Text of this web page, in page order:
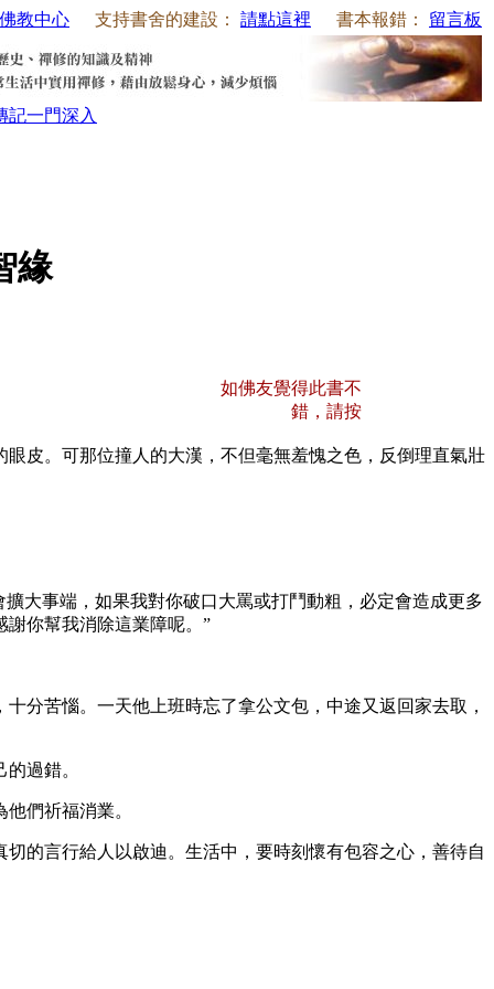
教中心 支持書舍的建設： 請點這裡 書本報錯： 留言板
記一門深入
緣
如佛友覺得此書不
錯，請按
皮。可那位撞人的大漢，不但毫無羞愧之色，反倒理直氣壯
大事端，如果我對你破口大罵或打鬥動粗，必定會造成更多
你幫我消除這業障呢。”
苦惱。一天他上班時忘了拿公文包，中途又返回家去取，
過錯。
們祈福消業。
的言行給人以啟迪。生活中，要時刻懷有包容之心，善待自